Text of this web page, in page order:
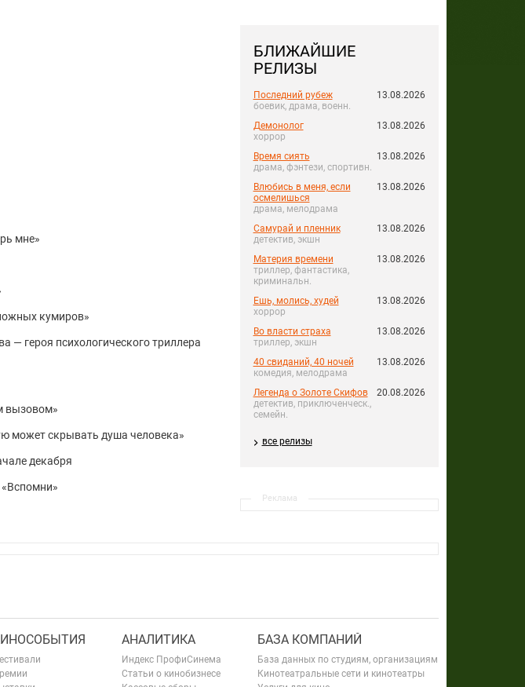
БЛИЖАЙШИЕ
РЕЛИЗЫ
Последний рубеж
боевик, драма, военн.
13.08.2026
Демонолог
хоррор
13.08.2026
Время сиять
драма, фэнтези, спортивн.
13.08.2026
Влюбись в меня, если
осмелишься
драма, мелодрама
13.08.2026
Самурай и пленник
детектив, экшн
13.08.2026
Материя времени
триллер, фантастика,
криминальн.
13.08.2026
Ешь, молись, худей
хоррор
13.08.2026
Во власти страха
триллер, экшн
13.08.2026
40 свиданий, 40 ночей
комедия, мелодрама
13.08.2026
Легенда о Золоте Скифов
детектив, приключенческ.,
семейн.
20.08.2026
все релизы
Реклама
мне»
кумиров»
— героя психологического триллера
вызовом»
может скрывать душа человека»
декабря
АНАЛИТИКА
Индекс ПрофиСинема
Статьи о кинобизнесе
БАЗА КОМПАНИЙ
База данных по студиям, организациям
Кинотеатральные сети и кинотеатры